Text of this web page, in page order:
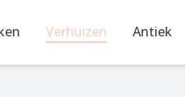
Verhuizen Antiek